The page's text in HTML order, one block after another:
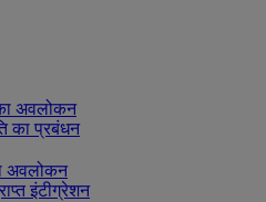
अवलोकन
का प्रबंधन
अवलोकन
इंटीग्रेशन